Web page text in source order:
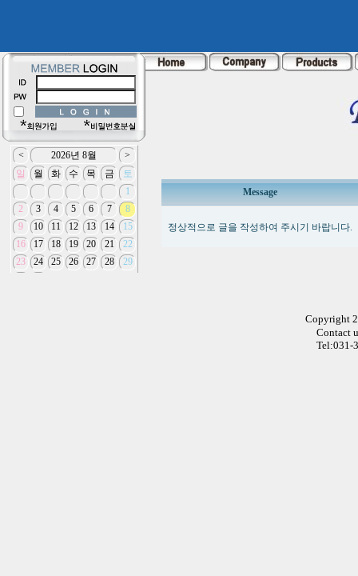
Message
정상적으로 글을 작성하여 주시기 바랍니다.
Copyright
Contact
Tel:031-